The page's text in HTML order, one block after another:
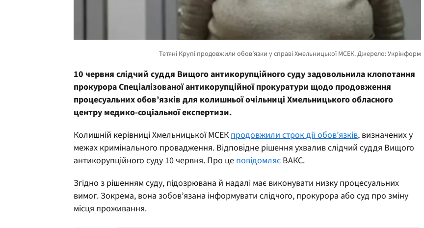
10 червня слідчий суддя Вищого антикорупційного суду задовольнила клопотання
прокурора Спеціалізованої антикорупційної прокуратури щодо продовження
процесуальних обов’язків для колишньої очільниці Хмельницького обласного
центру медико-соціальної експертизи.
Колишній керівниці Хмельницької МСЕКпродовжили строк дії обов’язків, визначених у
межах кримінального провадження. Відповідне рішення ухвалив слідчий суддя Вищого
антикорупційного суду 10 червня. Про це повідомляє ВАКС.
Згідно з рішенням суду, підозрювана й надалі має виконувати низку процесуальних
вимог. Зокрема, вона зобов’язана інформувати слідчого, прокурора або суд про зміну
місця проживання.